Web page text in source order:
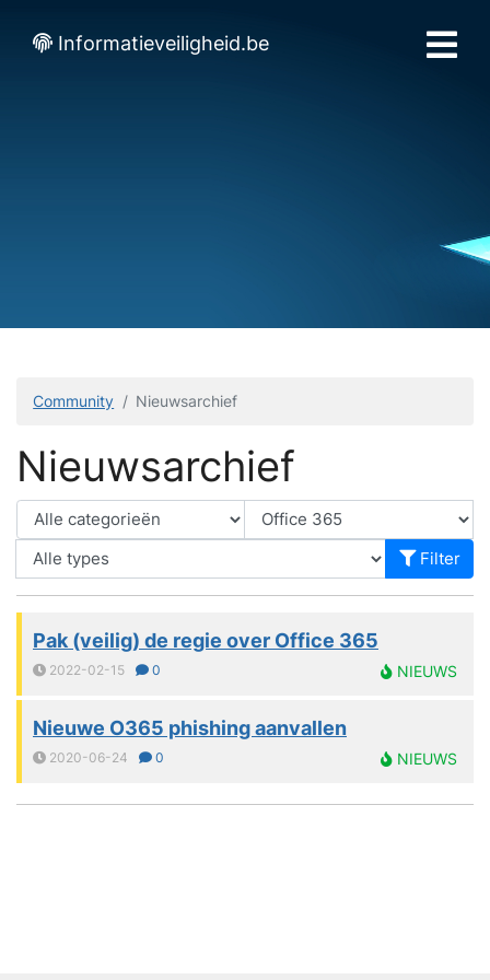
Informatieveiligheid.be
Community Nieuwsarchief
Nieuwsarchief
Filter
Pak (veilig) de regie over Office 365
2022-02-15 0 NIEUWS
Nieuwe O365 phishing aanvallen
2020-06-24 0 NIEUWS